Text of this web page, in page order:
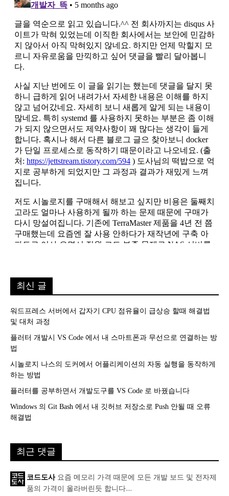
최신 글
워드프레스 서버에서 갑자기 CPU 점유율이 급상승 할때 해결법
및 대처 과정
플러터 개발시 VS Code 에서 내 스마트폰과 무선으로 연결하는 방
법
시놀로지 나스의 도커에서 어플리케이션의 자동 실행을 동작하게
하는 방법
플러터를 공부하면서 개발도구를 VS Code 로 바꿨습니다
Windows 의 Git Bash 에서 내 깃허브 저장소로 Push 안될 때 오류
해결법
최근 댓글
코드도사 요즘 메모리 가격 때문에 모든 개발 보드 및 전자제
품의 가격이 올라버린듯 합니다....